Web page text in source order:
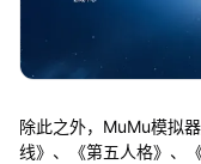
除此之外，MuMu模拟
线》、《第五人格》、